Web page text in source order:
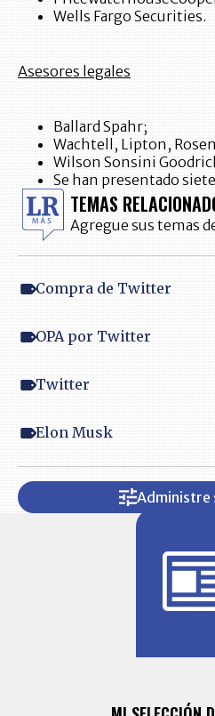
Wells Fargo Securities.
Asesores legales
Ballard Spahr;
Wachtell, Lipton,
Wilson Sonsini
Se han presentado
TEMAS
Agregue sus temas
Compra de Twitter
OPA por Twitter
Twitter
Elon Musk
Administre